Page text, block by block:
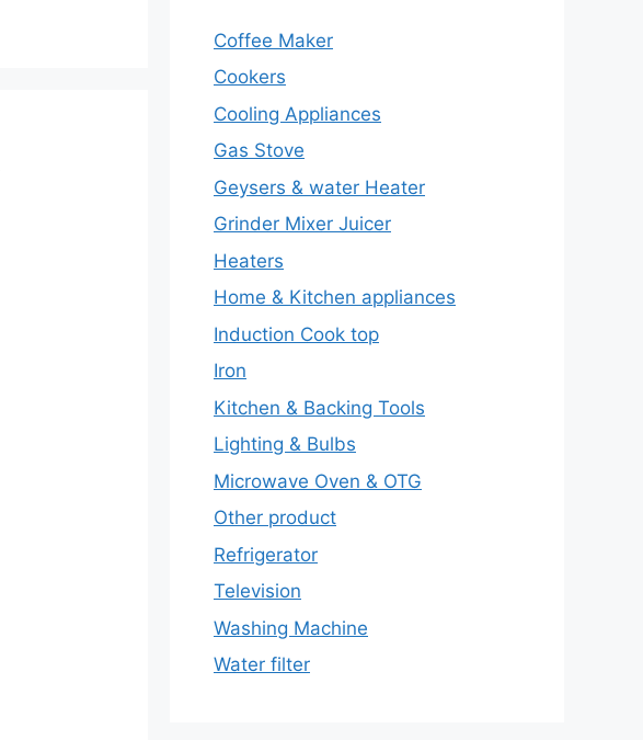
Coffee Maker
Cookers
Cooling Appliances
Gas Stove
Geysers & water Heater
Grinder Mixer Juicer
Heaters
Home & Kitchen appliances
Induction Cook top
Iron
Kitchen & Backing Tools
Lighting & Bulbs
Microwave Oven & OTG
Other product
Refrigerator
Television
Washing Machine
Water filter